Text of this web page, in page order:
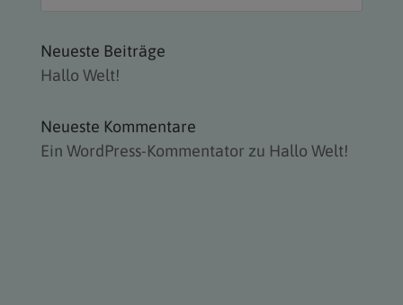
Neueste Beiträge
Hallo Welt!
Neueste Kommentare
Ein WordPress-Kommentator zu Hallo Welt!